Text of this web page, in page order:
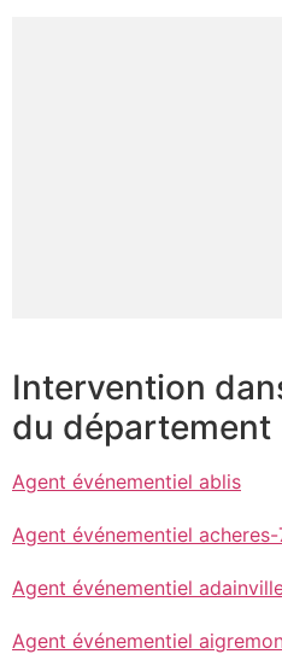
Intervention
du département
Agent événementiel ablis
Agent événementiel acheres-
Agent événementiel
Agent événementiel